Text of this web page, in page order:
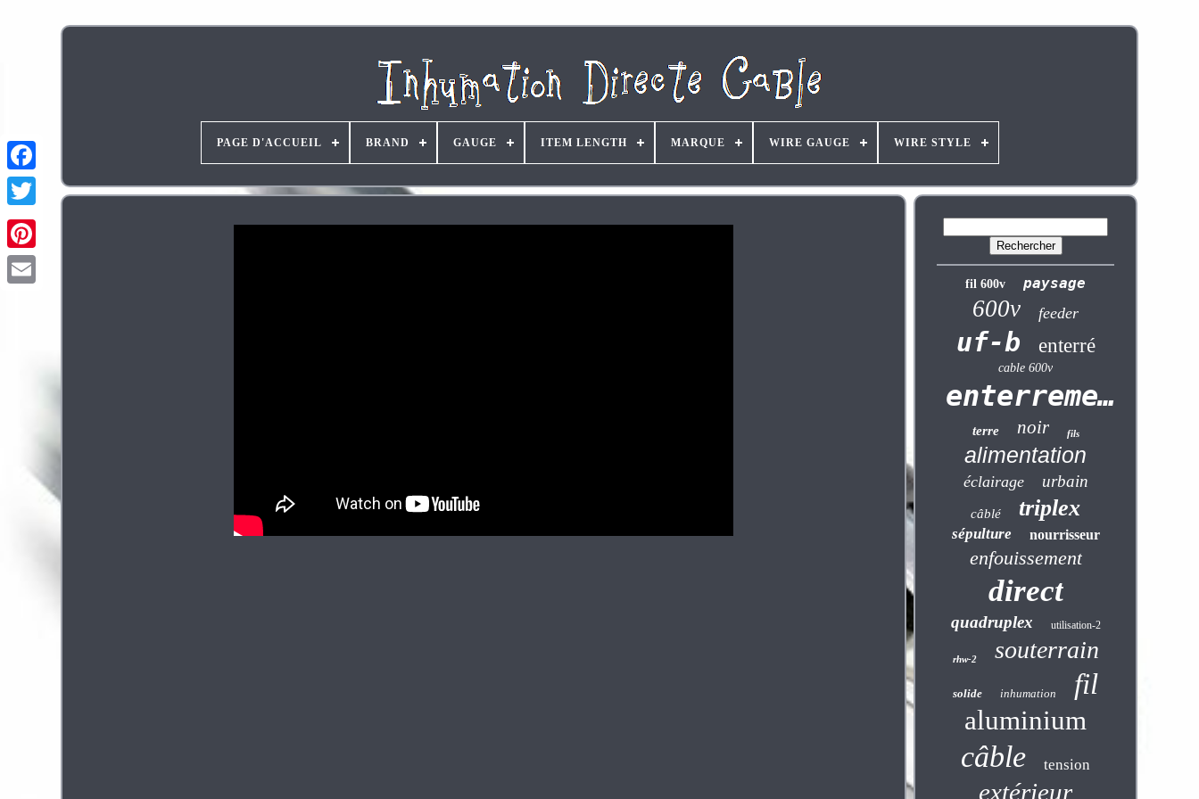
Pinterest
PAGE D'ACCUEIL BRAND GAUGE ITEM LENGTH MARQUE WIRE GAUGE WIRE STYLE
fil 600v paysage
600v feeder
uf-b enterré
cable 600v
enterrement
terre noir fils
alimentation
éclairage urbain
câblé triplex
sépulture nourrisseur
enfouissement
direct
quadruplex utilisation-2
rhw-2 souterrain
solide inhumation fil
aluminium
câble tension
extérieur